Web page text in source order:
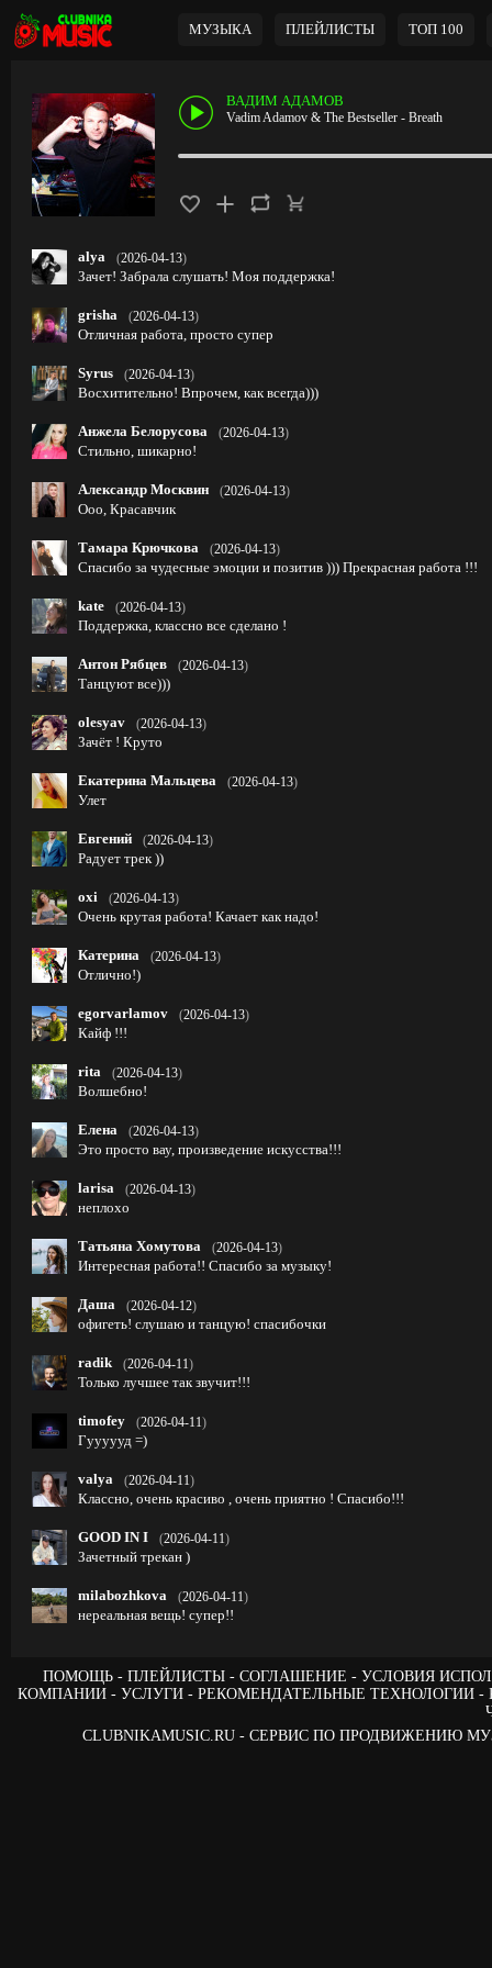
МУЗЫКА ПЛЕЙЛИСТЫ ТОП 100
ВАДИМ АДАМОВ
Vadim Adamov & The Bestseller - Breath
alya (2026-04-13)
Зачет! Забрала слушать! Моя поддержка!
grisha (2026-04-13)
Отличная работа, просто супер
Syrus (2026-04-13)
Восхитительно! Впрочем, как всегда)))
Анжела Белорусова (2026-04-13)
Стильно, шикарно!
Александр Москвин (2026-04-13)
Ооо, Красавчик
Тамара Крючкова (2026-04-13)
Спасибо за чудесные эмоции и позитив ))) Прекрасная работа !!!
kate (2026-04-13)
Поддержка, классно все сделано !
Антон Рябцев (2026-04-13)
Танцуют все)))
olesyav (2026-04-13)
Зачёт ! Круто
Екатерина Мальцева (2026-04-13)
Улет
Евгений (2026-04-13)
Радует трек ))
oxi (2026-04-13)
Очень крутая работа! Качает как надо!
Катерина (2026-04-13)
Отлично!)
egorvarlamov (2026-04-13)
Кайф !!!
rita (2026-04-13)
Волшебно!
Елена (2026-04-13)
Это просто вау, произведение искусства!!!
larisa (2026-04-13)
неплохо
Татьяна Хомутова (2026-04-13)
Интересная работа!! Спасибо за музыку!
Даша (2026-04-12)
офигеть! слушаю и танцую! спасибочки
radik (2026-04-11)
Только лучшее так звучит!!!
timofey (2026-04-11)
Гуууууд =)
valya (2026-04-11)
Классно, очень красиво , очень приятно ! Спасибо!!!
GOOD IN I (2026-04-11)
Зачетный трекан )
milabozhkova (2026-04-11)
нереальная вещь! супер!!
ПОМОЩЬ ПЛЕЙЛИСТЫ СОГЛАШЕНИЕ
УСЛОВИЯ
КОМПАНИИ
УСЛУГИ РЕКОМЕНДАТЕЛЬНЫЕ ТЕХНОЛОГИИ
CLUBNIKAMUSIC.RU - СЕРВИС ПО ПРОДВИЖЕНИЮ